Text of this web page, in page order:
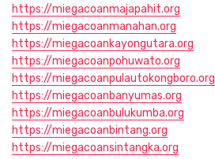
https://miegacoanmajapahit.org
https://miegacoanmanahan.org
https://miegacoankayongutara.org
https://miegacoanpohuwato.org
https://miegacoanpulautokongboro.org
https://miegacoanbanyumas.org
https://miegacoanbulukumba.org
https://miegacoanbintang.org
https://miegacoansintangka.org